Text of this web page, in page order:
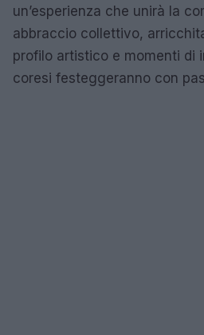
un’esperienza che unirà la
abbraccio collettivo,
profilo artistico e momenti di
coresi festeggeranno con